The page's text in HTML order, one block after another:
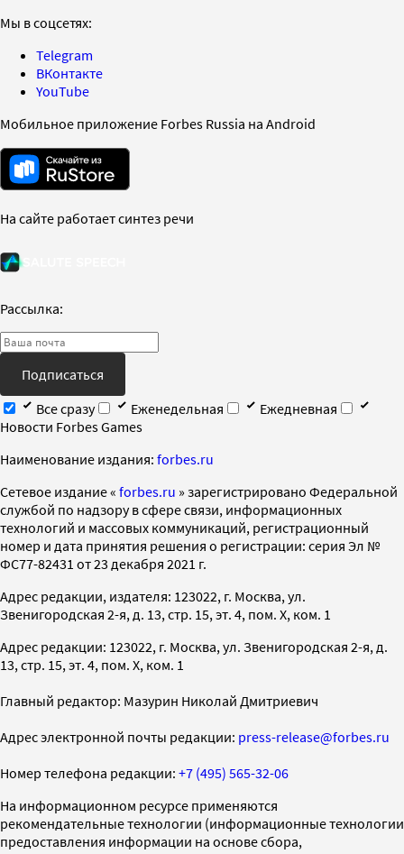
Мы в соцсетях:
Telegram
ВКонтакте
YouTube
Мобильное приложение Forbes Russia на Android
На сайте работает синтез речи
Рассылка:
Подписаться
Все сразу
Еженедельная
Ежедневная
Новости Forbes Games
Наименование издания: forbes.ru
Cетевое издание « forbes.ru » зарегистрировано Федеральной
службой по надзору в сфере связи, информационных
технологий и массовых коммуникаций, регистрационный
номер и дата принятия решения о регистрации: серия Эл №
ФС77-82431 от 23 декабря 2021 г.
Адрес редакции, издателя: 123022, г. Москва, ул.
Звенигородская 2-я, д. 13, стр. 15, эт. 4, пом. X, ком. 1
Адрес редакции: 123022, г. Москва, ул. Звенигородская 2-я, д.
13, стр. 15, эт. 4, пом. X, ком. 1
Главный редактор: Мазурин Николай Дмитриевич
Адрес электронной почты редакции: press-release@forbes.ru
Номер телефона редакции: +7 (495) 565-32-06
На информационном ресурсе применяются
рекомендательные технологии (информационные технологии
предоставления информации на основе сбора,